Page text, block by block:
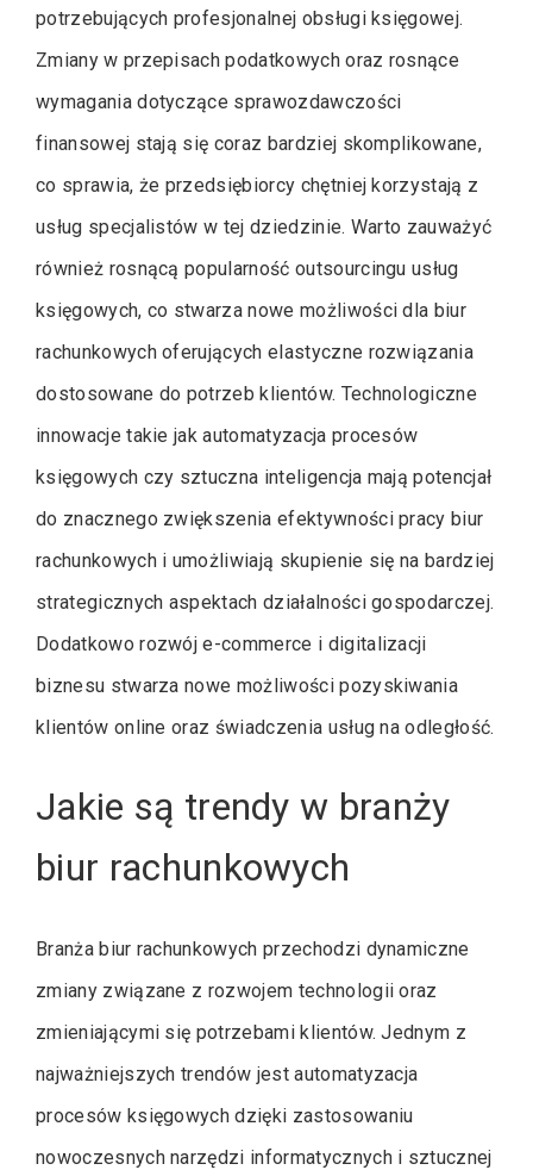
potrzebujących profesjonalnej obsługi księgowej.
Zmiany w przepisach podatkowych oraz rosnące
wymagania dotyczące sprawozdawczości
finansowej stają się coraz bardziej skomplikowane,
co sprawia, że przedsiębiorcy chętniej korzystają z
usług specjalistów w tej dziedzinie. Warto zauważyć
również rosnącą popularność outsourcingu usług
księgowych, co stwarza nowe możliwości dla biur
rachunkowych oferujących elastyczne rozwiązania
dostosowane do potrzeb klientów. Technologiczne
innowacje takie jak automatyzacja procesów
księgowych czy sztuczna inteligencja mają potencjał
do znacznego zwiększenia efektywności pracy biur
rachunkowych i umożliwiają skupienie się na bardziej
strategicznych aspektach działalności gospodarczej.
Dodatkowo rozwój e-commerce i digitalizacji
biznesu stwarza nowe możliwości pozyskiwania
klientów online oraz świadczenia usług na odległość.
Jakie są trendy w branży
biur rachunkowych
Branża biur rachunkowych przechodzi dynamiczne
zmiany związane z rozwojem technologii oraz
zmieniającymi się potrzebami klientów. Jednym z
najważniejszych trendów jest automatyzacja
procesów księgowych dzięki zastosowaniu
nowoczesnych narzędzi informatycznych i sztucznej